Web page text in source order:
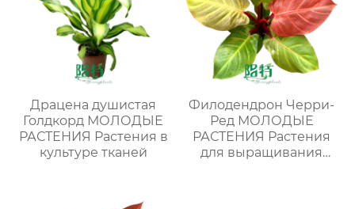
Драцена душистая
Голдкорд МОЛОДЫЕ
РАСТЕНИЯ Растения в
культуре тканей
Филодендрон Черри-
Ред МОЛОДЫЕ
РАСТЕНИЯ Растения
для выращивания